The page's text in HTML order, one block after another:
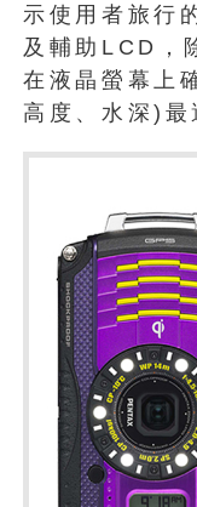
示使用者旅行
及輔助LCD，
在液晶螢幕上
高度、水深)最